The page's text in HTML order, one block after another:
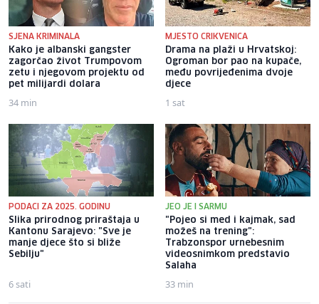
SJENA KRIMINALA
Kako je albanski gangster
zagorčao život Trumpovom
zetu i njegovom projektu od
pet milijardi dolara
34 min
MJESTO CRIKVENICA
Drama na plaži u Hrvatskoj:
Ogroman bor pao na kupače,
među povrijeđenima dvoje
djece
1 sat
PODACI ZA 2025. GODINU
Slika prirodnog priraštaja u
Kantonu Sarajevo: "Sve je
manje djece što si bliže
Sebilju"
6 sati
JEO JE I SARMU
"Pojeo si med i kajmak, sad
možeš na trening":
Trabzonspor urnebesnim
videosnimkom predstavio
Salaha
33 min